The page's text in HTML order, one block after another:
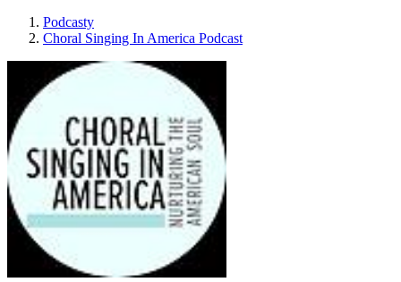
Podcasty
Choral Singing In America Podcast